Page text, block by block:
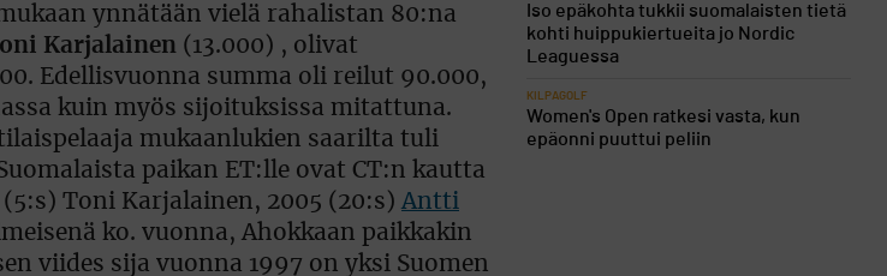
ynnätään vielä rahalistan 80:na
Karjalainen (13.000) , olivat
Edellisvuonna summa oli reilut 90.000,
kuin myös sijoituksissa mitattuna.
mukaanlukien saarilta tuli
paikan ET:lle ovat CT:n kautta
Toni Karjalainen, 2005 (20:s) Antti
ko. vuonna, Ahokkaan paikkakin
viides sija vuonna 1997 on yksi Suomen
Iso epäkohta tukkii suomalaisten tietä
kohti huippukiertueita jo Nordic
Leaguessa
KILPAGOLF
Women's Open ratkesi vasta, kun
epäonni puuttui peliin